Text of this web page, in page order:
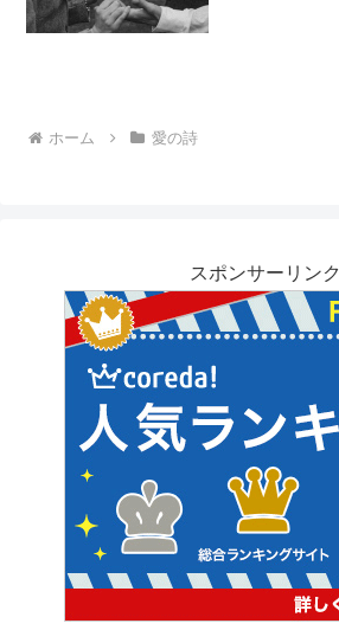
ホーム 愛の詩
スポンサーリンク